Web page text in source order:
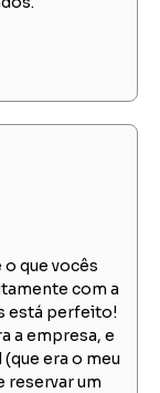
que vocês
com a
está perfeito!
a empresa, e
era o meu
reservar um